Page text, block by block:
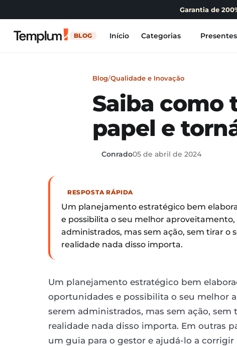
Garantia de
BLOG Início Categorias
Blog/Qualidade e Inovação
Saiba como
papel e
Conrado05 de abril de 2024
RESPOSTA RÁPIDA
Um planejamento estratégico bem
e possibilita o seu melhor
administrados, mas sem ação, sem tirar
realidade nada disso importa.
Um planejamento estratégico bem
oportunidades e possibilita o seu melhor
serem administrados, mas sem ação,
realidade nada disso importa. Em outras
um guia para o gestor e ajudá-lo a